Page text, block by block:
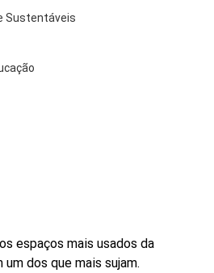
Sustentáveis
espaços mais usados da
dos que mais sujam.